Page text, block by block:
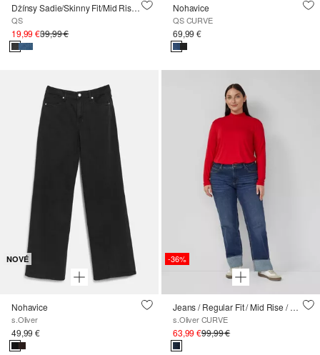
Džínsy Sadie/Skinny Fit/Mid Rise/Skinny Leg
QS
19,99 €39,99 €
Nohavice
QS CURVE
69,99 €
NOVÉ
Nohavice
s.Oliver
49,99 €
-36%
Jeans / Regular Fit / Mid Rise / Straight Leg / Ohrnutý lem
s.Oliver CURVE
63,99 €99,99 €